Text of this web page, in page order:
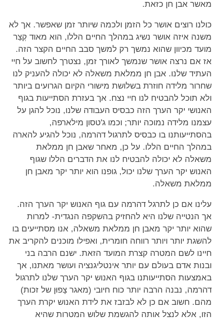
מאשר אבן חן כזאת.
כולנו רוצים אושר כל הזמן ולכמה שיותר זמן שאפשר. אך לא
משנה איזה אושר נשיג במהלך החיים הללו, הוא מאוד קְצַר
מועד מכיוון שהוא נמשך רק למשך סבב החיים הקצר הזה.
אז אם נרצה אושר שנמשך לאורך זמן, נצטרך לחשוב על חיי
העתיד שלנו. אבן חן ממלאת משאלה לא יכולה להעניק לנו
שחרור מלידה חוזרת בשלושת מישורי הקיום הגרועים ביותר
ולא תוכל להבטיח לנו חיי נצח. אך בעזרת הסתייעות בגוף
האנושי יקר הערך הזה כבסיס העבודה שלנו, נוכל להגן על
עצמנו מלידה נמוכה יותר; וכמו ג'טסון מילארפה,
בהסתייעותנו בו כבסיס לתרגול דהרמה, נוכל להגיע להארה
במהלך החיים הללו. על כן, מאחר שאבן חן ממלאת
משאלה לא יכולה להבטיח לנו את הדברים הללו שגוף
האנוש יקר הערך שלנו יכול, גופנו הוא יותר יקר מאבן חן
ממלאת משאלה.
עלינו אם כן לתרגל דהרמה עם גוף האנוש יקר הערך הזה.
אך הנטייה שלנו היא להחזיק בהשקפה הנגדית- למרות
שהוא יותר יקר מאבן חן ממלאת משאלה, אנו מסתייעים בו
להשגת יותר ויותר רווחה חומרית, ואפילו מוכנים להקריב את
חיינו לשם המטרה קצרת המועד הזאת. ישנם הרבה בני
ובנות אדם בעולם עם יותר אינטליגנציה ועושר מאתנו, אך
באמצעות הסתייעותנו בגוף האנוש יקר הערך שלנו לתרגול
דהרמה, נבנה הרבה יותר כוח חיובי (מאגר צָפוּן של זכות)
מהם. חשוב אם כן לא לבזבז את לידת האנוש יקרת הערך
הזו, אלא לנצל אותה להגשמת שלוש המטרות שהיא